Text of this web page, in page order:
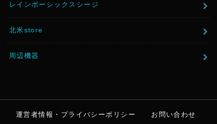
レインボーシックスシージ
北米store
周辺機器
運営者情報・プライバシーポリシー お問い合わせ